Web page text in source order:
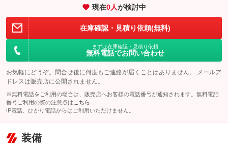
現在0人が検討中
在庫確認・見積り依頼(無料)
まずは在庫確認・見積り依頼
無料電話でお問い合わせ
お気軽にどうぞ。問合せ後に何度もご連絡が届くことはありません。 メールア
ドレスは販売店に公開されません。
※無料電話をご利用の場合は、販売店へお客様の電話番号が通知されます。無料電話
番号ご利用の際の注意点は こちら
IP電話、ひかり電話からはご利用いただけません。
装備